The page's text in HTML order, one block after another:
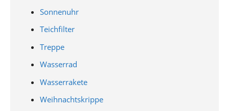
Sonnenuhr
Teichfilter
Treppe
Wasserrad
Wasserrakete
Weihnachtskrippe